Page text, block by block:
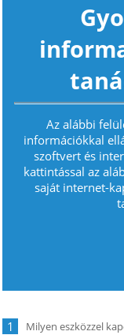
Az alábbi
információkkal
szoftvert és
kattintással az
saját internet-
1